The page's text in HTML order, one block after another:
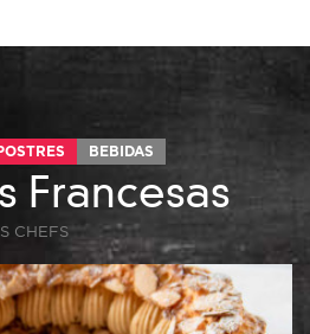
BEBIDAS
Francesas
CHEFS